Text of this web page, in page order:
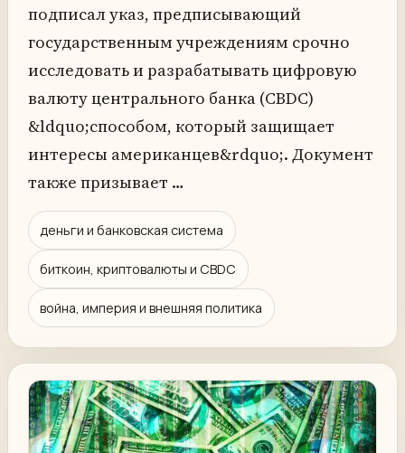
подписал указ, предписывающий
государственным учреждениям срочно
исследовать и разрабатывать цифровую
валюту центрального банка (CBDC)
&ldquo;способом, который защищает
интересы американцев&rdquo;. Документ
также призывает …
деньги и банковская система
биткоин, криптовалюты и CBDC
война, империя и внешняя политика